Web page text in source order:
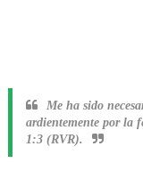
Me ha sido
ardientemente por la
1:3 (RVR).